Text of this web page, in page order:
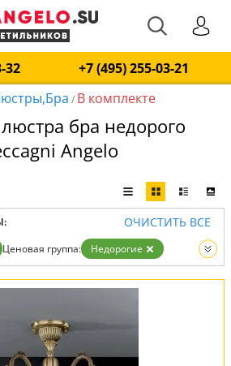
32
+7 (495) 255-03-21
/ В комплекте
бра недорого
Angelo
ОЧИСТИТЬ ВСЕ
Ценовая группа:
Недорогие